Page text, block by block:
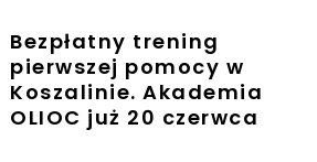
Bezpłatny trening
pierwszej pomocy w
Koszalinie. Akademia
OLIOC już 20 czerwca